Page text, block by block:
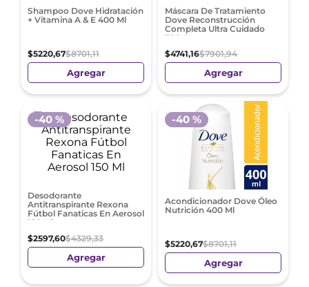
Shampoo Dove Hidratación
+ Vitamina A & E 400 Ml
$5220,67$8701,11
Agregar
Máscara De Tratamiento
Dove Reconstrucción
Completa Ultra Cuidado
300 G
$4741,16$7901,94
Agregar
Desodorante
Antitranspirante Rexona
Fútbol Fanaticas En Aerosol
150 Ml
$2597,60$4329,33
-40 %
Agregar
Acondicionador Dove Óleo
Nutrición 400 Ml
$5220,67$8701,11
-40 %
Agregar